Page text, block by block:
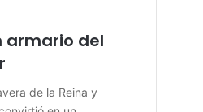
armario del
de la Reina y